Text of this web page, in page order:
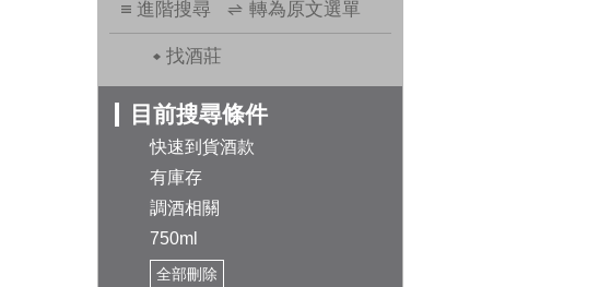
進階搜尋 轉為原文選單
找酒莊
目前搜尋條件
快速到貨酒款
有庫存
調酒相關
750ml
全部刪除